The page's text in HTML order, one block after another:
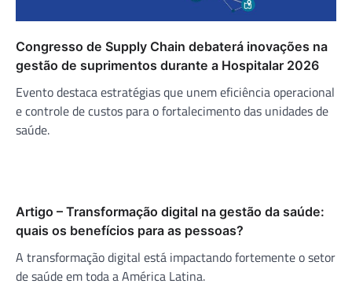
Congresso de Supply Chain debaterá inovações na
gestão de suprimentos durante a Hospitalar 2026
Evento destaca estratégias que unem eficiência operacional
e controle de custos para o fortalecimento das unidades de
saúde.
Artigo – Transformação digital na gestão da saúde:
quais os benefícios para as pessoas?
A transformação digital está impactando fortemente o setor
de saúde em toda a América Latina.